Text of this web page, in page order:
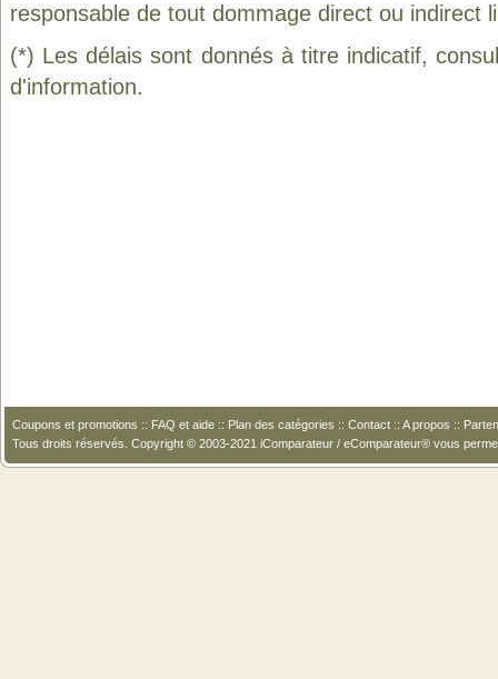
responsable de tout dommage direct ou indirect
(*) Les délais sont donnés à titre indicatif,
d'information.
Coupons et promotions :: FAQ et aide :: Plan des catégories :: Contact :: A propos ::
Tous droits réservés. Copyright © 2003-2021 iComparateur / eComparateur® vous